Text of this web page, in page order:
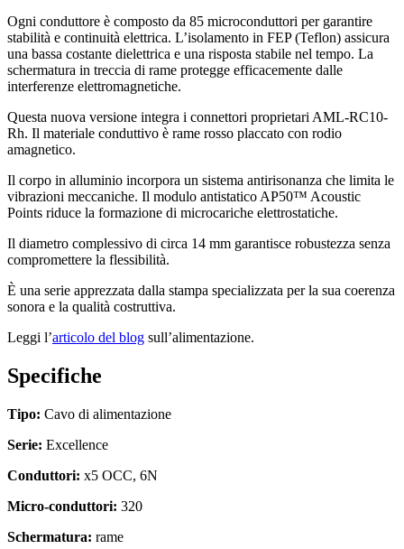
Ogni conduttore è composto da 85 microconduttori per garantire
stabilità e continuità elettrica. L’isolamento in FEP (Teflon) assicura
una bassa costante dielettrica e una risposta stabile nel tempo. La
schermatura in treccia di rame protegge efficacemente dalle
interferenze elettromagnetiche.
Questa nuova versione integra i connettori proprietari AML-RC10-
Rh. Il materiale conduttivo è rame rosso placcato con rodio
amagnetico.
Il corpo in alluminio incorpora un sistema antirisonanza che limita le
vibrazioni meccaniche. Il modulo antistatico AP50™ Acoustic
Points riduce la formazione di microcariche elettrostatiche.
Il diametro complessivo di circa 14 mm garantisce robustezza senza
compromettere la flessibilità.
È una serie apprezzata dalla stampa specializzata per la sua coerenza
sonora e la qualità costruttiva.
Leggi l’articolo del blog sull’alimentazione.
Specifiche
Tipo: Cavo di alimentazione
Serie: Excellence
Conduttori: x5 OCC, 6N
Micro-conduttori: 320
Schermatura: rame